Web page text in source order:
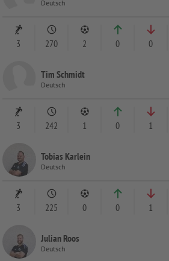
Deutsch
3 270 2 0 0
Tim Schmidt
Deutsch
3 242 1 0 1
Tobias Karlein
Deutsch
3 225 0 0 1
Julian Roos
Deutsch